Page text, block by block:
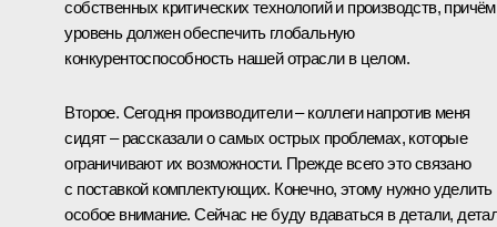
собственных критических технологий и производств,
уровень должен обеспечить глобальную
конкурентоспособность нашей отрасли в целом.
Второе. Сегодня производители – коллеги напротив меня
сидят – рассказали о самых острых проблемах, которые
ограничивают их возможности. Прежде всего это связано
с поставкой комплектующих. Конечно, этому нужно уделить
особое внимание. Сейчас не буду вдаваться в детали,